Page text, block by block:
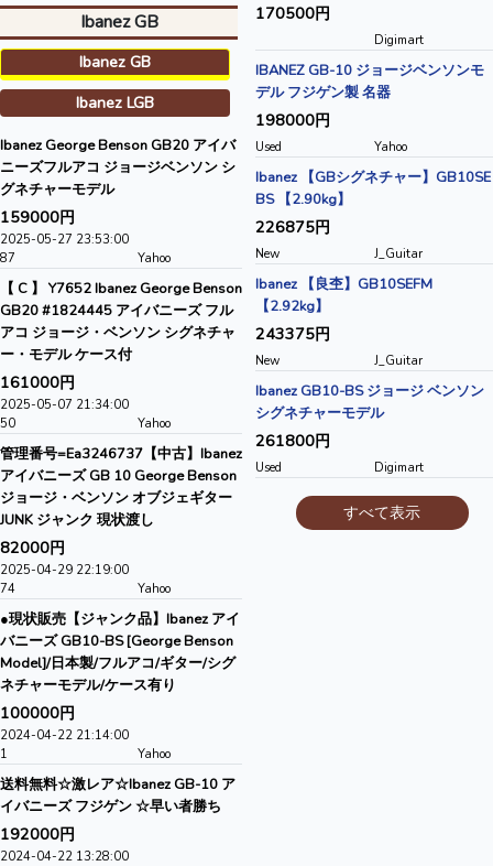
Ibanez GB
Ibanez GB
Ibanez LGB
Ibanez George Benson GB20 アイバ
ニーズフルアコ ジョージベンソン シ
グネチャーモデル
159000円
2025-05-27 23:53:00
87
Yahoo
【 C 】 Y7652 Ibanez George Benson
GB20 #1824445 アイバニーズ フル
アコ ジョージ・ベンソン シグネチャ
ー・モデル ケース付
161000円
2025-05-07 21:34:00
50
Yahoo
管理番号=Ea3246737【中古】Ibanez
アイバニーズ GB 10 George Benson
ジョージ・ベンソン オブジェギター
JUNK ジャンク 現状渡し
82000円
2025-04-29 22:19:00
74
Yahoo
●現状販売【ジャンク品】Ibanez アイ
バニーズ GB10-BS [George Benson
Model]/日本製/フルアコ/ギター/シグ
ネチャーモデル/ケース有り
100000円
2024-04-22 21:14:00
1
Yahoo
送料無料☆激レア☆Ibanez GB-10 ア
イバニーズ フジゲン ☆早い者勝ち
192000円
2024-04-22 13:28:00
170500円
Digimart
IBANEZ GB-10 ジョージベンソンモ
デル フジゲン製 名器
198000円
Used Yahoo
Ibanez 【GBシグネチャー】GB10SE
BS 【2.90kg】
226875円
New J_Guitar
Ibanez 【良杢】GB10SEFM
【2.92kg】
243375円
New J_Guitar
Ibanez GB10-BS ジョージ ベンソン
シグネチャーモデル
261800円
Used Digimart
すべて表示